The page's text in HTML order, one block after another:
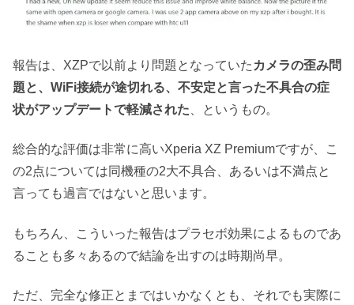
報告は、XZPで以前より問題となっていた カメラの歪み問
題と、WiFi接続が途切れる、不安定と言った不具合の症
状がアップデートで軽減された 、というもの。
総合的な評価は非常に高いXperia XZ Premiumですが、こ
の2点については同機種の2大不具合、あるいは不満点と
言っても過言ではないと思います。
もちろん、こういった報告はプラセボ効果によるものであ
ることも多々あるので結論を出すのは時期尚早。
ただ、完全な修正とまではいかなくとも、それでも実際に